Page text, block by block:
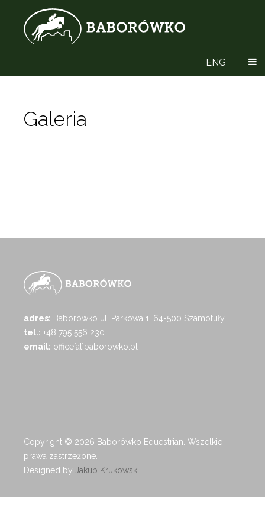
ENG
Galeria
adres: Baborówko ul. Parkowa 1, 64-500 Szamotuły
tel.: +48 795 556 230
email: office[at]baborowko.pl
Copyright © 2026 Baborówko Equestrian. Wszelkie
prawa zastrzeżone.
Designed by Jakub Krukowski